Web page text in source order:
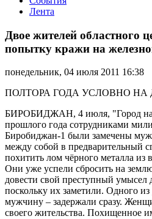
Лента
жителей
центра
за
попытку
кражи
на
железной
дороге
Двое жителей областного
попытку кражи на
понедельник, 04 июля 2011 16:38
ПОЛТОРА ГОДА УСЛОВНО НА
БИРОБИДЖАН, 4 июля, "Город на
прошлого года сотрудниками
Биробиджан-1 были замечены
между собой в предварительный
похитить лом чёрного металла из
Они уже успели сбросить на
довести свой преступный умысел
поскольку их заметили. Одного
мужчину – задержали сразу.
своего жительства. Похищенное